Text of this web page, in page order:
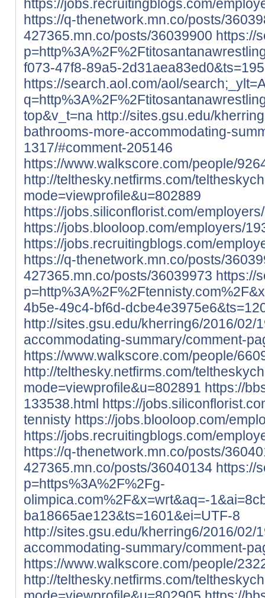
https://jobs.recruitingblogs.com/
https://q-thenetwork.mn.co/posts/
427365.mn.co/posts/36039900 https://
f073-47f8-89a5-
https://search.aol.com/aol/
top&v_t=na http://sites.gsu.edu/
bathrooms-more-accommodating-
1317/#comment-205146
https://www.walkscore.com/people/
http://telthesky.netfirms.com/
mode=viewprofile&u=802889
https://jobs.siliconflorist.com/
https://jobs.blooloop.com/employers/
https://jobs.recruitingblogs.com/
https://q-thenetwork.mn.co/posts/
427365.mn.co/posts/36039973 https://
4b5e-49c4-bf6d-
http://sites.gsu.edu/kherring6/2016/02/
accommodating-summary/comment-
https://www.walkscore.com/people/
http://telthesky.netfirms.com/
mode=viewprofile&u=802891 https://
133538.html https://
tennisty https://jobs.blooloop.com/
https://jobs.recruitingblogs.com/
https://q-thenetwork.mn.co/posts/
427365.mn.co/posts/36040134 https://
p=https%3A%2F%2Fg-
olimpica.com%2F&x=wrt&aq=-
ba18665ae123&ts=1601&ei=UTF-8
http://sites.gsu.edu/kherring6/2016/02/
accommodating-summary/comment-
https://www.walkscore.com/people/
http://telthesky.netfirms.com/